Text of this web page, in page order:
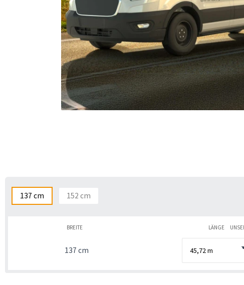
137 cm 152 cm
BREITE
137 cm
LÄNGE